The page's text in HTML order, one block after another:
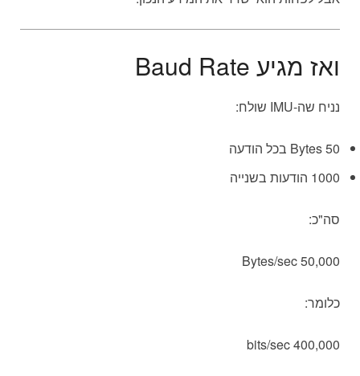
ואז מגיע Baud Rate
נניח שה-IMU שולח:
50 Bytes בכל הודעה
1000 הודעות בשנייה
סה"כ:
50,000 Bytes/sec
כלומר:
400,000 bits/sec